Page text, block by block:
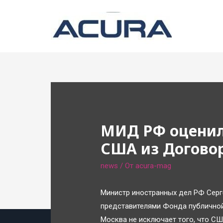
МИД РФ
США из
news / От acura-mag
Министр иностранных дел РФ
представителями Фонда
Москва не исключает того, что